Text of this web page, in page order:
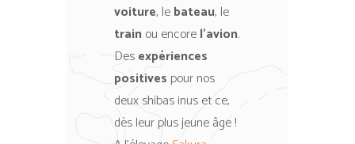
voiture, lebateau, le
train ou encorel’avion.
Desexpériences
positives pour nos
deux shibas inus et ce,
dès leur plus jeune âge !